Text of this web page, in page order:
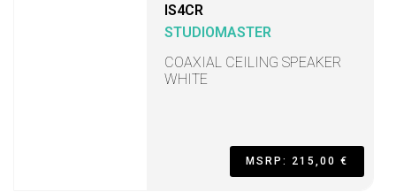
IS4CR
STUDIOMASTER
COAXIAL CEILING SPEAKER
WHITE
MSRP: 215,00 €